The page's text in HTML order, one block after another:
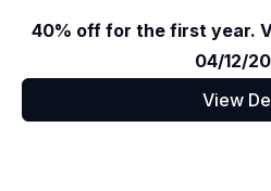
40% off for the first year.
04/12/
View